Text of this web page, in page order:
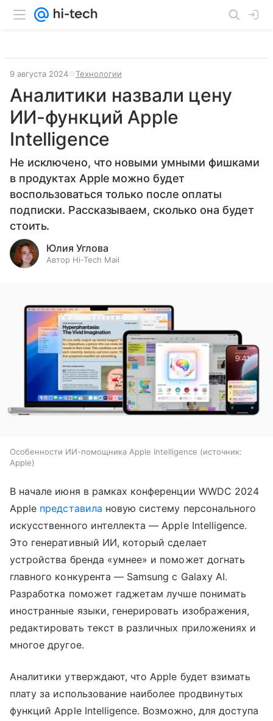
9 августа 2024 Технологии
Аналитики назвали цену
ИИ-функций Apple
Intelligence
Не исключено, что новыми умными фишками
в продуктах Apple можно будет
воспользоваться только после оплаты
подписки. Рассказываем, сколько она будет
стоить.
Юлия Углова
Автор Hi-Tech Mail
Особенности ИИ-помощника Apple Intelligence
источник:
Apple
В начале июня в рамках конференции WWDC 2024
Apple представила новую систему персонального
искусственного интеллекта — Apple Intelligence.
Это генеративный ИИ, который сделает
устройства бренда «умнее» и поможет догнать
главного конкурента — Samsung с Galaxy AI.
Разработка поможет гаджетам лучше понимать
иностранные языки, генерировать изображения,
редактировать текст в различных приложениях и
многое другое.
Аналитики утверждают, что Apple будет взимать
плату за использование наиболее продвинутых
функций Apple Intelligence. Возможно, для доступа